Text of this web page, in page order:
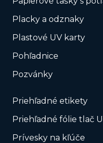
Placky a odznaky
Plastové UV karty
Pohľadnice
Pozvánky
Priehľadné etikety
Priehľadné fólie tlač
Prívesky na kľúče